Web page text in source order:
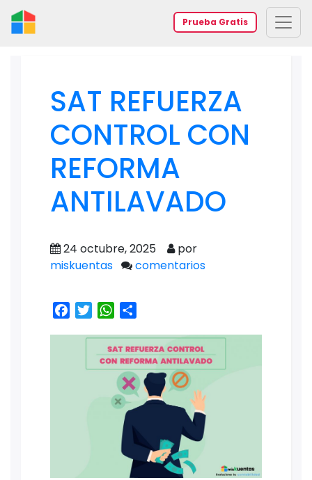
Prueba Gratis
SAT REFUERZA
CONTROL CON
REFORMA
ANTILAVADO
24 octubre, 2025
por
miskuentas
comentarios
Facebook
TwitterWhatsApp